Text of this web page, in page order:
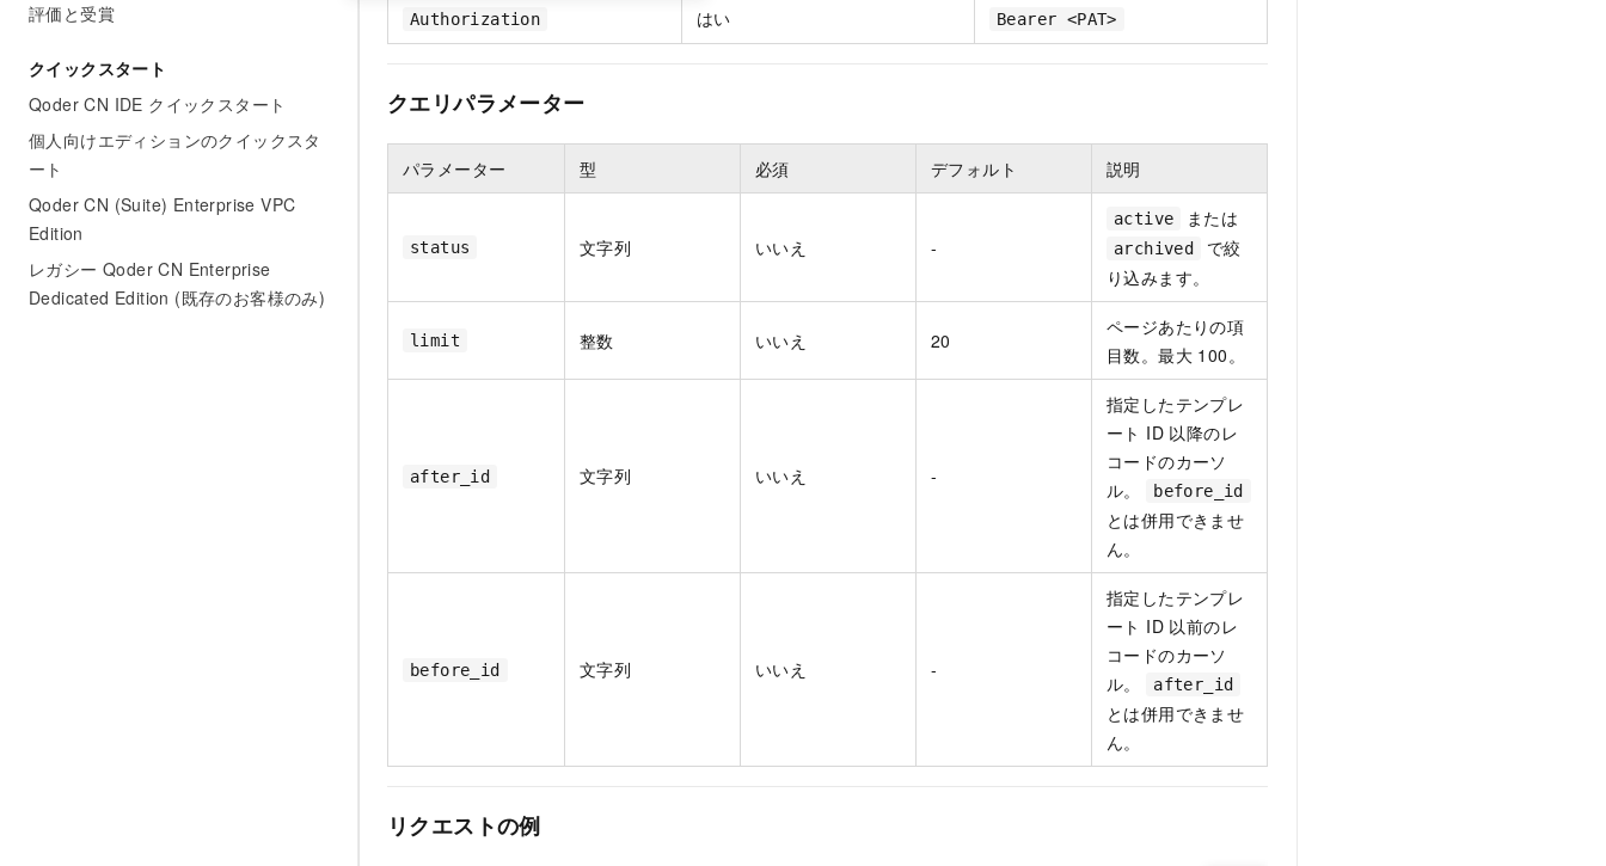
評価と受賞
クイックスタート
Qoder CN IDE クイックスタート
個人向けエディションのクイックスタ
ート
Qoder CN (Suite) Enterprise VPC
Edition
レガシー Qoder CN Enterprise
Dedicated Edition (既存のお客様のみ)
Authorization はい Bearer <PAT>
クエリパラメーター
パラメーター 型 必須 デフォルト 説明
status 文字列 いいえ -
active または
archived
で絞
り込みます。
limit 整数 いいえ 20
ページあたりの項
目数。最大 100。
after_id 文字列 いいえ -
指定したテンプレ
ート ID 以降のレ
コードのカーソ
ル。
before_id
とは併用できませ
ん。
before_id 文字列 いいえ -
指定したテンプレ
ート ID 以前のレ
コードのカーソ
ル。
after_id
とは併用できませ
ん。
リクエストの例